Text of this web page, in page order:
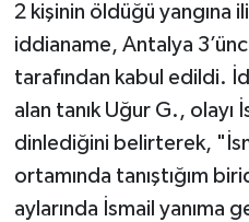
2 kişinin öldüğü yangına
iddianame, Antalya
tarafından kabul edildi.
alan tanık Uğur G., olayı
dinlediğini belirterek,
ortamında tanıştığım
aylarında İsmail yanıma